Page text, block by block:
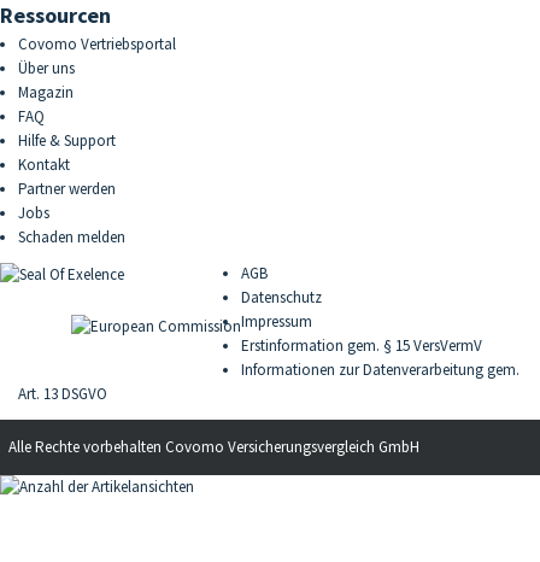
Ressourcen
Covomo Vertriebsportal
Über uns
Magazin
FAQ
Hilfe & Support
Kontakt
Partner werden
Jobs
Schaden melden
AGB
Datenschutz
Impressum
Erstinformation gem. § 15 VersVermV
Informationen zur Datenverarbeitung gem.
Art. 13 DSGVO
Alle Rechte vorbehalten Covomo Versicherungsvergleich GmbH